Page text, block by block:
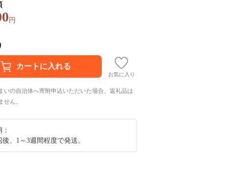
円
お気に入り
いの自治体へ寄附申込いただいた場合、返礼品は
せん。
後、1～3週間程度で発送。